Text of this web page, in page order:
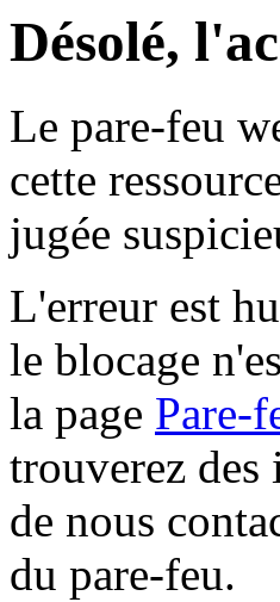
Désolé,
Le pare-feu
cette
jugée
L'erreur est
le blocage
la page Pare-
trouverez
de nous
du pare-feu.